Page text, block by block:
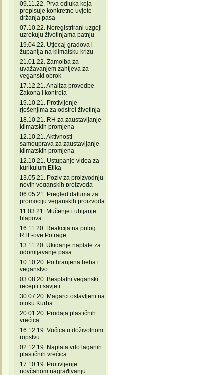
09.11.22. Prva odluka koja
propisuje konkretne uvjete
držanja pasa
07.10.22. Neregistrirani uzgoji
uzrokuju životinjama patnju
19.04.22. Utjecaj gradova i
županija na klimatsku krizu
21.01.22. Zamolba za
uvažavanjem zahtjeva za
veganski obrok
17.12.21. Analiza provedbe
Zakona i kontrola
19.10.21. Protivljenje
rješenjima za odstrel životinja
18.10.21. RH za zaustavljanje
klimatskih promjena
12.10.21. Aktivnosti
samouprava za zaustavljanje
klimatskih promjena
12.10.21. Ustupanje videa za
kurikulum Etika
13.05.21. Poziv za proizvodnju
novih veganskih proizvoda
06.05.21. Pregled datuma za
promociju veganskih proizvoda
11.03.21. Mučenje i ubijanje
hlapova
16.11.20. Reakcija na prilog
RTL-ove Potrage
13.11.20. Ukidanje naplate za
udomljavanje pasa
10.10.20. Pothranjena beba i
veganstvo
03.08.20. Besplatni veganski
recepti i savjeti
30.07.20. Magarci ostavljeni na
otoku Kurba
20.01.20. Prodaja plastičnih
vrećica
16.12.19. Vučica u doživotnom
ropstvu
02.12.19. Naplata vrlo laganih
plastičnih vrećica
17.10.19. Protivljenje
novčanom nagrađivanju